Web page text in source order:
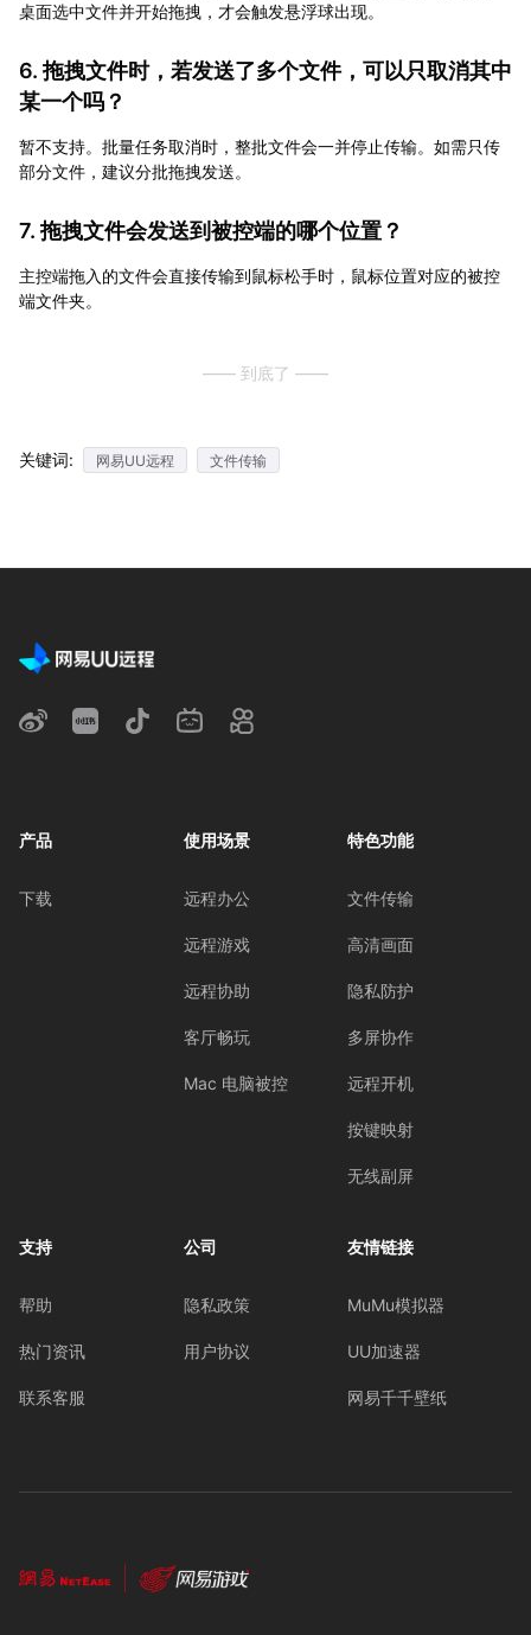
桌面选中文件并开始拖拽，才会触发悬浮球出现。
6. 拖拽文件时，若发送了多个文件，可以只取消其中
某一个吗？
暂不支持。批量任务取消时，整批文件会一并停止传输。如需只传
部分文件，建议分批拖拽发送。
7. 拖拽文件会发送到被控端的哪个位置？
主控端拖入的文件会直接传输到鼠标松手时，鼠标位置对应的被控
端文件夹。
—— 到底了 ——
关键词: 网易UU远程 文件传输
产品
下载
使用场景
远程办公
远程游戏
远程协助
客厅畅玩
Mac 电脑被控
特色功能
文件传输
高清画面
隐私防护
多屏协作
远程开机
按键映射
无线副屏
支持
帮助
热门资讯
联系客服
公司
隐私政策
用户协议
友情链接
MuMu模拟器
UU加速器
网易千千壁纸